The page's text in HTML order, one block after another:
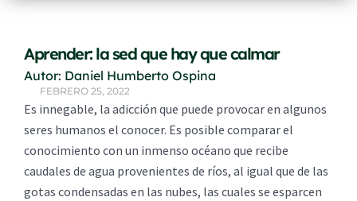
Aprender: la sed que hay que calmar
Autor: Daniel Humberto Ospina
FEBRERO 25, 2022
Es innegable, la adicción que puede provocar en algunos
seres humanos el conocer. Es posible comparar el
conocimiento con un inmenso océano que recibe
caudales de agua provenientes de ríos, al igual que de las
gotas condensadas en las nubes, las cuales se esparcen